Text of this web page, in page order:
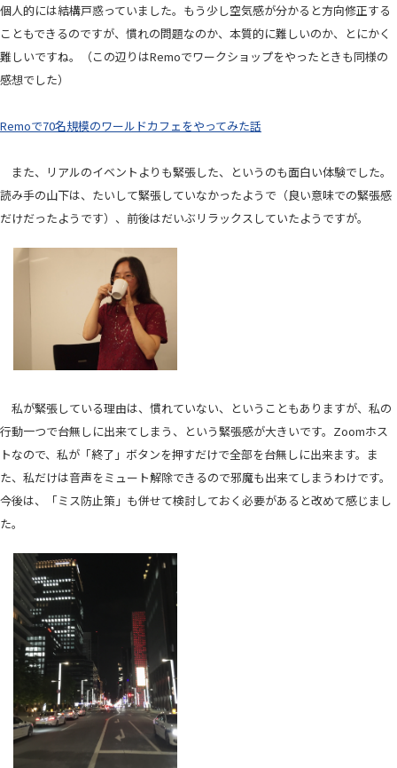
個人的には結構戸惑っていました。もう少し空気感が分かると方向修正する
こともできるのですが、慣れの問題なのか、本質的に難しいのか、とにかく
難しいですね。（この辺りはRemoでワークショップをやったときも同様の
感想でした）
Remoで70名規模のワールドカフェをやってみた話
また、リアルのイベントよりも緊張した、というのも面白い体験でした。
読み手の山下は、たいして緊張していなかったようで（良い意味での緊張感
だけだったようです）、前後はだいぶリラックスしていたようですが。
私が緊張している理由は、慣れていない、ということもありますが、私の
行動一つで台無しに出来てしまう、という緊張感が大きいです。Zoomホス
トなので、私が「終了」ボタンを押すだけで全部を台無しに出来ます。ま
た、私だけは音声をミュート解除できるので邪魔も出来てしまうわけです。
今後は、「ミス防止策」も併せて検討しておく必要があると改めて感じまし
た。